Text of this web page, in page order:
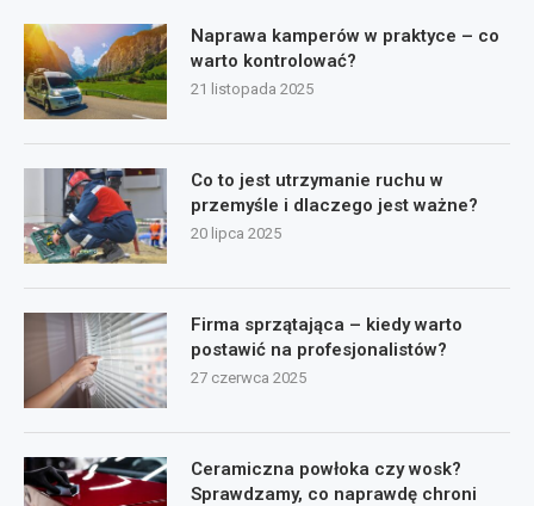
Naprawa kamperów w praktyce – co
warto kontrolować?
21 listopada 2025
Co to jest utrzymanie ruchu w
przemyśle i dlaczego jest ważne?
20 lipca 2025
Firma sprzątająca – kiedy warto
postawić na profesjonalistów?
27 czerwca 2025
Ceramiczna powłoka czy wosk?
Sprawdzamy, co naprawdę chroni